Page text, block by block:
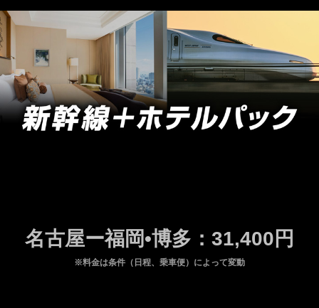
名古屋ー福岡•博多：31,400円
※料金は条件（日程、乗車便）によって変動